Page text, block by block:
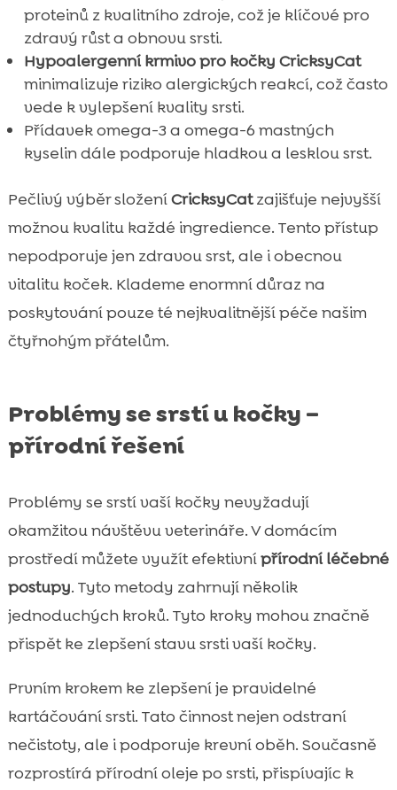
proteinů z kvalitního zdroje, což je klíčové pro
zdravý růst a obnovu srsti.
Hypoalergenní krmivo pro kočky CricksyCat
minimalizuje riziko alergických reakcí, což často
vede k vylepšení kvality srsti.
Přídavek omega-3 a omega-6 mastných
kyselin dále podporuje hladkou a lesklou srst.
Pečlivý výběr složeníCricksyCatzajišťuje nejvyšší
možnou kvalitu každé ingredience. Tento přístup
nepodporuje jen zdravou srst, ale i obecnou
vitalitu koček. Klademe enormní důraz na
poskytování pouze té nejkvalitnější péče našim
čtyřnohým přátelům.
Problémy se srstí u kočky –
přírodní řešení
Problémy se srstí vaší kočky nevyžadují
okamžitou návštěvu veterináře. V domácím
prostředí můžete využít efektivnípřírodní léčebné
postupy. Tyto metody zahrnují několik
jednoduchých kroků. Tyto kroky mohou značně
přispět ke zlepšení stavu srsti vaší kočky.
Prvním krokem ke zlepšení je pravidelné
kartáčování srsti. Tato činnost nejen odstraní
nečistoty, ale i podporuje krevní oběh. Současně
rozprostírá přírodní oleje po srsti, přispívajíc k